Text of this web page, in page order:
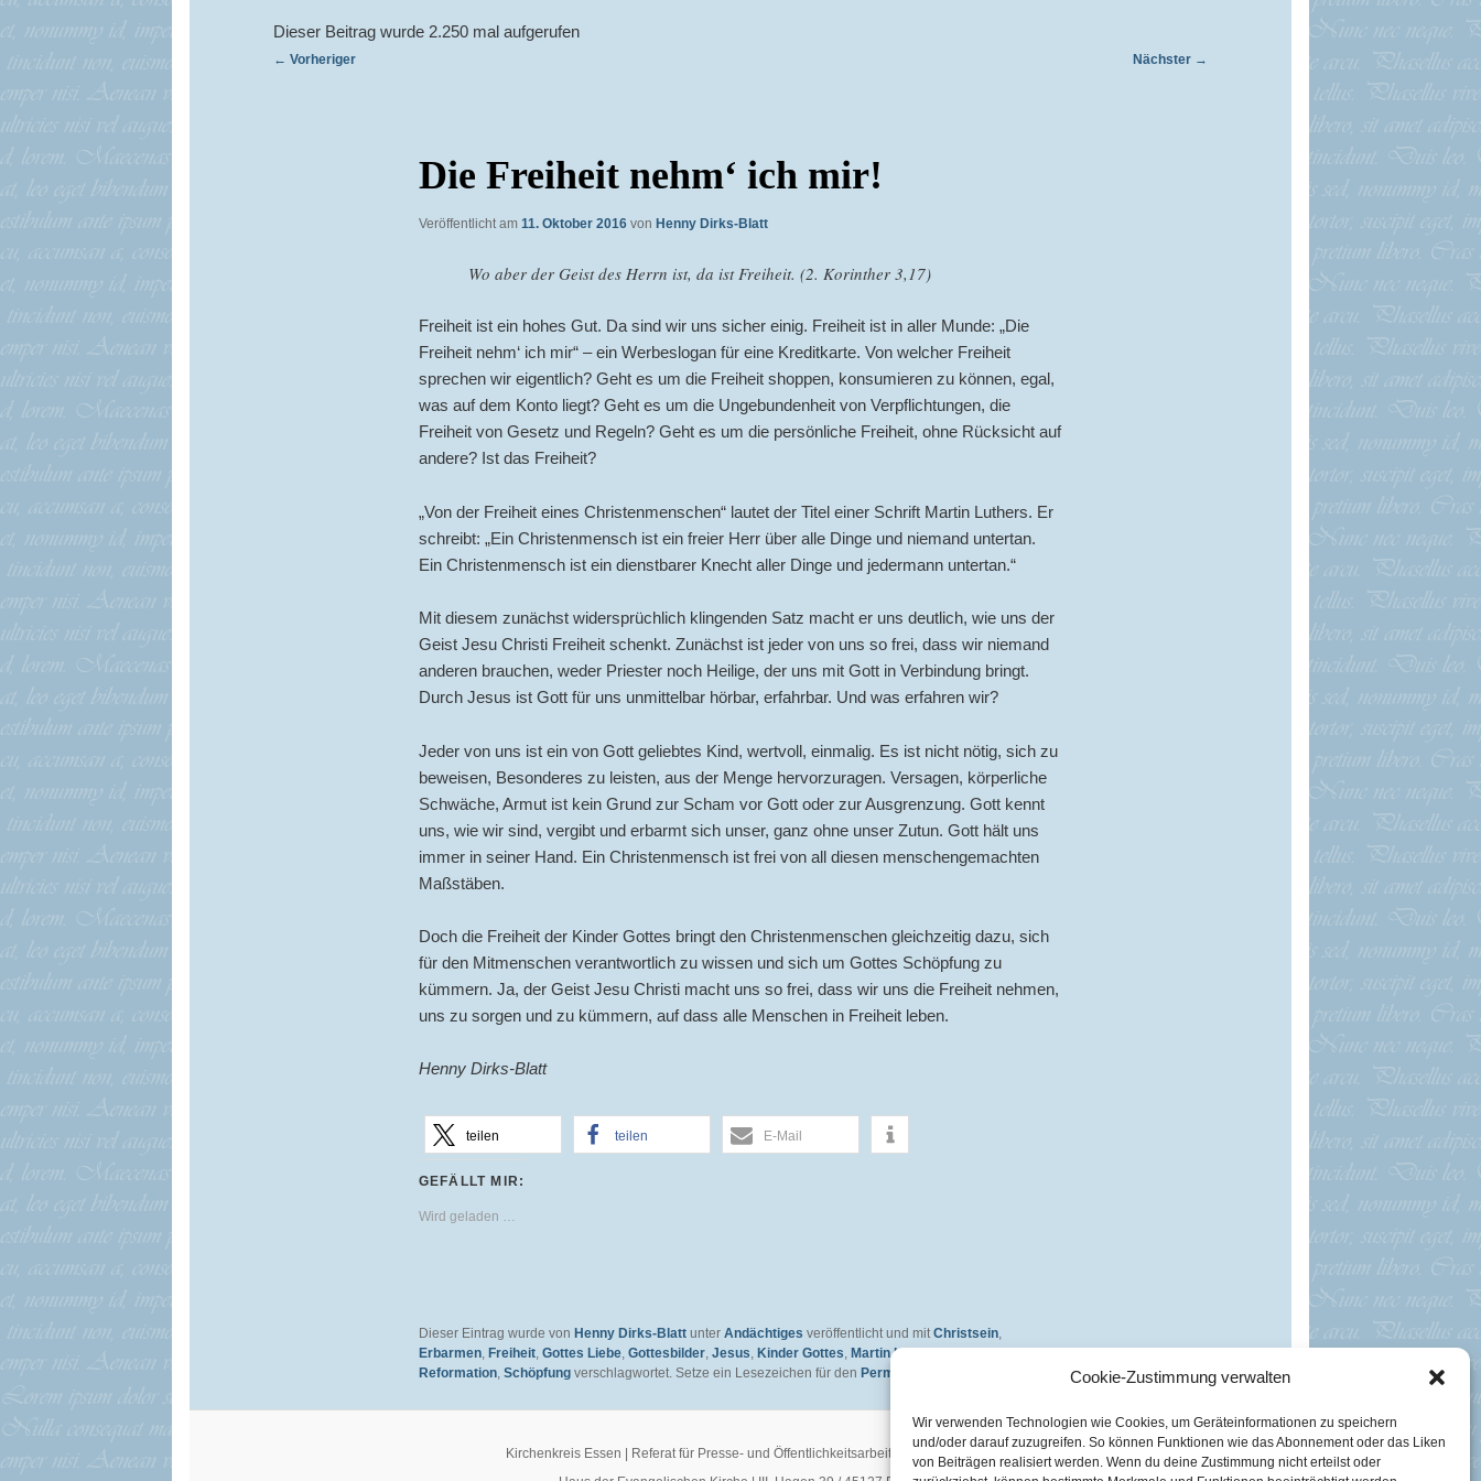
Cookie-Zustimmung verwalten
Wir verwenden Technologien wie Cookies, um Geräteinformationen zu speichern
und/oder darauf zuzugreifen. So können Funktionen wie das Abonnement oder das Liken
von Beiträgen realisiert werden. Wenn du deine Zustimmung nicht erteilst oder
Dieser Beitrag wurde 2.250 mal aufgerufen
Beitragsnavigation
← Vorheriger Nächster →
Die Freiheit nehm‘ ich mir!
Veröffentlicht am 11. Oktober 2016 von Henny Dirks-Blatt
Wo aber der Geist des Herrn ist, da ist Freiheit. (2. Korinther 3,17)
Freiheit ist ein hohes Gut. Da sind wir uns sicher einig. Freiheit ist in aller Munde: „Die
Freiheit nehm‘ ich mir“ – ein Werbeslogan für eine Kreditkarte. Von welcher Freiheit
sprechen wir eigentlich? Geht es um die Freiheit shoppen, konsumieren zu können, egal,
was auf dem Konto liegt? Geht es um die Ungebundenheit von Verpflichtungen, die
Freiheit von Gesetz und Regeln? Geht es um die persönliche Freiheit, ohne Rücksicht auf
andere? Ist das Freiheit?
„Von der Freiheit eines Christenmenschen“ lautet der Titel einer Schrift Martin Luthers. Er
schreibt: „Ein Christenmensch ist ein freier Herr über alle Dinge und niemand untertan.
Ein Christenmensch ist ein dienstbarer Knecht aller Dinge und jedermann untertan.“
Mit diesem zunächst widersprüchlich klingenden Satz macht er uns deutlich, wie uns der
Geist Jesu Christi Freiheit schenkt. Zunächst ist jeder von uns so frei, dass wir niemand
anderen brauchen, weder Priester noch Heilige, der uns mit Gott in Verbindung bringt.
Durch Jesus ist Gott für uns unmittelbar hörbar, erfahrbar. Und was erfahren wir?
Jeder von uns ist ein von Gott geliebtes Kind, wertvoll, einmalig. Es ist nicht nötig, sich zu
beweisen, Besonderes zu leisten, aus der Menge hervorzuragen. Versagen, körperliche
Schwäche, Armut ist kein Grund zur Scham vor Gott oder zur Ausgrenzung. Gott kennt
uns, wie wir sind, vergibt und erbarmt sich unser, ganz ohne unser Zutun. Gott hält uns
immer in seiner Hand. Ein Christenmensch ist frei von all diesen menschengemachten
Maßstäben.
Doch die Freiheit der Kinder Gottes bringt den Christenmenschen gleichzeitig dazu, sich
für den Mitmenschen verantwortlich zu wissen und sich um Gottes Schöpfung zu
kümmern. Ja, der Geist Jesu Christi macht uns so frei, dass wir uns die Freiheit nehmen,
uns zu sorgen und zu kümmern, auf dass alle Menschen in Freiheit leben.
Henny Dirks-Blatt
teilen teilen E-Mail
GEFÄLLT MIR:
Wird geladen …
Dieser Eintrag wurde von Henny Dirks-Blattunter Andächtiges veröffentlicht und mit Christsein,
Erbarmen, Freiheit, Gottes Liebe, Gottesbilder, Jesus Kinder Gottes Martin Luther,Menschenbilder,
Reformation, Schöpfungverschlagwortet. Setze ein Lesezeichen für den Permalink
Kirchenkreis Essen | Referat für Presse- und Öffentlichkeitsarbeit / Pressestelle